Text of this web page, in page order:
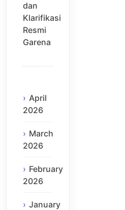
dan
Klarifikasi
Resmi
Garena
April
2026
March
2026
February
2026
January